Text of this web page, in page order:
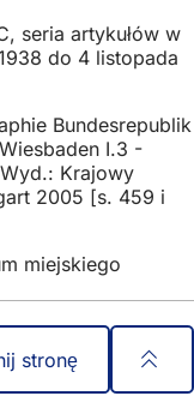
seria artykułów w
do 4 listopada
Bundesrepublik
I.3 -
Krajowy
2005 [s. 459 i
miejskiego
stronę